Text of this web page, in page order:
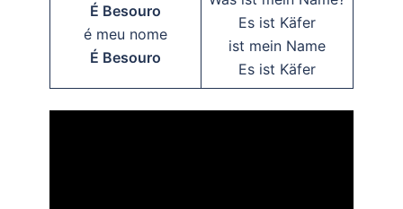
É Besouro
é meu nome
É Besouro
Es ist Käfer
ist mein Name
Es ist Käfer